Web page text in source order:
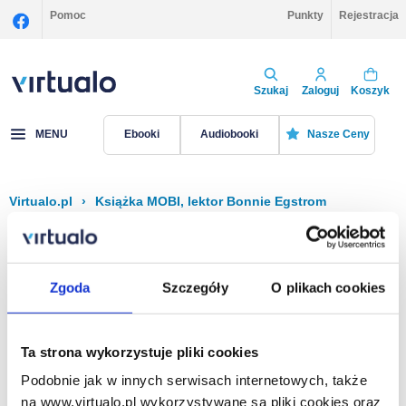
Zgoda Szczegóły O plikach cookies
Ta strona wykorzystuje pliki cookies
Podobnie jak w innych serwisach internetowych, także
na www.virtualo.pl wykorzystywane są pliki cookies oraz
Pomoc Punkty Rejestracja
Szukaj Zaloguj Koszyk
MENU Ebooki Audiobooki Nasze Ceny
Virtualo.pl › Książka MOBI, lektor Bonnie Egstrom
Filtruj Sortuj
Na stronie